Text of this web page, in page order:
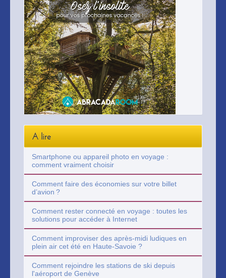
A lire
Smartphone ou appareil photo en voyage :
comment vraiment choisir
Comment faire des économies sur votre billet
d’avion ?
Comment rester connecté en voyage : toutes les
solutions pour accéder à Internet
Comment improviser des après-midi ludiques en
plein air cet été en Haute-Savoie ?
Comment rejoindre les stations de ski depuis
l'aéroport de Genève